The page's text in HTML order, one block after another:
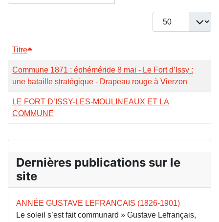
Afficher #
Titre
Commune 1871 : éphéméride 8 mai - Le Fort d’Issy :
une bataille stratégique - Drapeau rouge à Vierzon
LE FORT D’ISSY-LES-MOULINEAUX ET LA
COMMUNE
Dernières publications sur le
site
ANNÉE GUSTAVE LEFRANCAIS (1826-1901)
Le soleil s’est fait communard » Gustave Lefrançais,